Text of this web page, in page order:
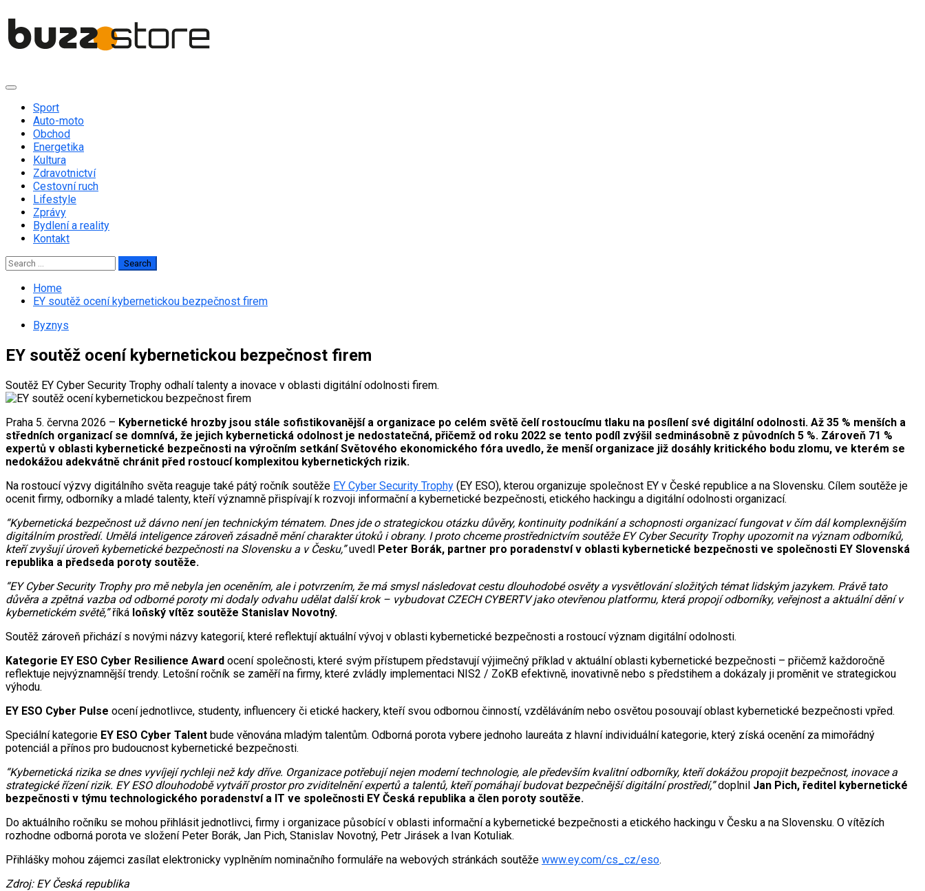
content
Primary
Sport
Auto-moto
Obchod
Energetika
Kultura
Zdravotnictví
Cestovní ruch
Lifestyle
Zprávy
Bydlení a reality
Kontakt
Search
for:
Home
EY soutěž ocení kybernetickou bezpečnost firem
Byznys
EY soutěž ocení kybernetickou bezpečnost firem
Soutěž EY Cyber Security Trophy odhalí talenty a inovace v oblasti digitální odolnosti firem.
Praha 5. června 2026 – Kybernetické hrozby jsou stále sofistikovanější a organizace po celém světě čelí rostoucímu tlaku na posílení své digitální odolnosti. Až 35 % menších a
středních organizací se domnívá, že jejich kybernetická odolnost je nedostatečná, přičemž od roku 2022 se tento podíl zvýšil sedminásobně z původních 5 %. Zároveň 71 %
expertů v oblasti kybernetické bezpečnosti na výročním setkání Světového ekonomického fóra uvedlo, že menší organizace již dosáhly kritického bodu zlomu, ve kterém se
nedokážou adekvátně chránit před rostoucí komplexitou kybernetických rizik.
Na rostoucí výzvy digitálního světa reaguje také pátý ročník soutěže EY Cyber Security Trophy (EY ESO), kterou organizuje společnost EY v České republice a na Slovensku. Cílem soutěže je
ocenit firmy, odborníky a mladé talenty, kteří významně přispívají k rozvoji informační a kybernetické bezpečnosti, etického hackingu a digitální odolnosti organizací.
“Kybernetická bezpečnost už dávno není jen technickým tématem. Dnes jde o strategickou otázku důvěry, kontinuity podnikání a schopnosti organizací fungovat v čím dál komplexnějším
digitálním prostředí. Umělá inteligence zároveň zásadně mění charakter útoků i obrany. I proto chceme prostřednictvím soutěže EY Cyber Security Trophy upozornit na význam odborníků,
kteří zvyšují úroveň kybernetické bezpečnosti na Slovensku a v Česku,”uvedl Peter Borák, partner pro poradenství v oblasti kybernetické bezpečnosti ve společnosti EY Slovenská
republika a předseda poroty soutěže.
“EY Cyber Security Trophy pro mě nebyla jen oceněním, ale i potvrzením, že má smysl následovat cestu dlouhodobé osvěty a vysvětlování složitých témat lidským jazykem. Právě tato
důvěra a zpětná vazba od odborné poroty mi dodaly odvahu udělat další krok – vybudovat CZECH CYBERTV jako otevřenou platformu, která propojí odborníky, veřejnost a aktuální dění v
kybernetickém světě,”říká loňský vítěz soutěže Stanislav Novotný.
Soutěž zároveň přichází s novými názvy kategorií, které reflektují aktuální vývoj v oblasti kybernetické bezpečnosti a rostoucí význam digitální odolnosti.
Kategorie EY ESO Cyber Resilience Award ocení společnosti, které svým přístupem představují výjimečný příklad v aktuální oblasti kybernetické bezpečnosti – přičemž každoročně
reflektuje nejvýznamnější trendy. Letošní ročník se zaměří na firmy, které zvládly implementaci NIS2 / ZoKB efektivně, inovativně nebo s předstihem a dokázaly ji proměnit ve strategickou
výhodu.
EY ESO Cyber Pulse ocení jednotlivce, studenty, influencery či etické hackery, kteří svou odbornou činností, vzděláváním nebo osvětou posouvají oblast kybernetické bezpečnosti vpřed.
Speciální kategorie EY ESO Cyber Talent bude věnována mladým talentům. Odborná porota vybere jednoho laureáta z hlavní individuální kategorie, který získá ocenění za mimořádný
potenciál a přínos pro budoucnost kybernetické bezpečnosti.
“Kybernetická rizika se dnes vyvíjejí rychleji než kdy dříve. Organizace potřebují nejen moderní technologie, ale především kvalitní odborníky, kteří dokážou propojit bezpečnost, inovace a
strategické řízení rizik. EY ESO dlouhodobě vytváří prostor pro zviditelnění expertů a talentů, kteří pomáhají budovat bezpečnější digitální prostředí,”doplnil Jan Pich, ředitel kybernetické
bezpečnosti v týmu technologického poradenství a IT ve společnosti EY Česká republika a člen poroty soutěže.
Do aktuálního ročníku se mohou přihlásit jednotlivci, firmy i organizace působící v oblasti informační a kybernetické bezpečnosti a etického hackingu v Česku a na Slovensku. O vítězích
rozhodne odborná porota ve složení Peter Borák, Jan Pich, Stanislav Novotný, Petr Jirásek a Ivan Kotuliak.
Přihlášky mohou zájemci zasílat elektronicky vyplněním nominačního formuláře na webových stránkách soutěže www.ey.com/cs_cz/eso.
Zdroj: EY Česká republika